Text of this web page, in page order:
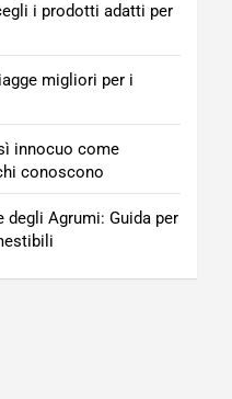
i prodotti adatti per
migliori per i
innocuo come
conoscono
Agrumi: Guida per